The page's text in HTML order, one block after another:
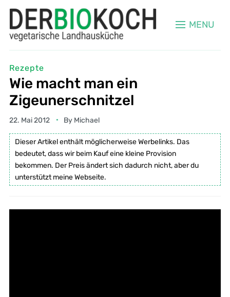
MENU
Rezepte
Wie macht man ein
Zigeunerschnitzel
22. Mai 2012 By Michael
Dieser Artikel enthält möglicherweise Werbelinks. Das
bedeutet, dass wir beim Kauf eine kleine Provision
bekommen. Der Preis ändert sich dadurch nicht, aber du
unterstützt meine Webseite.